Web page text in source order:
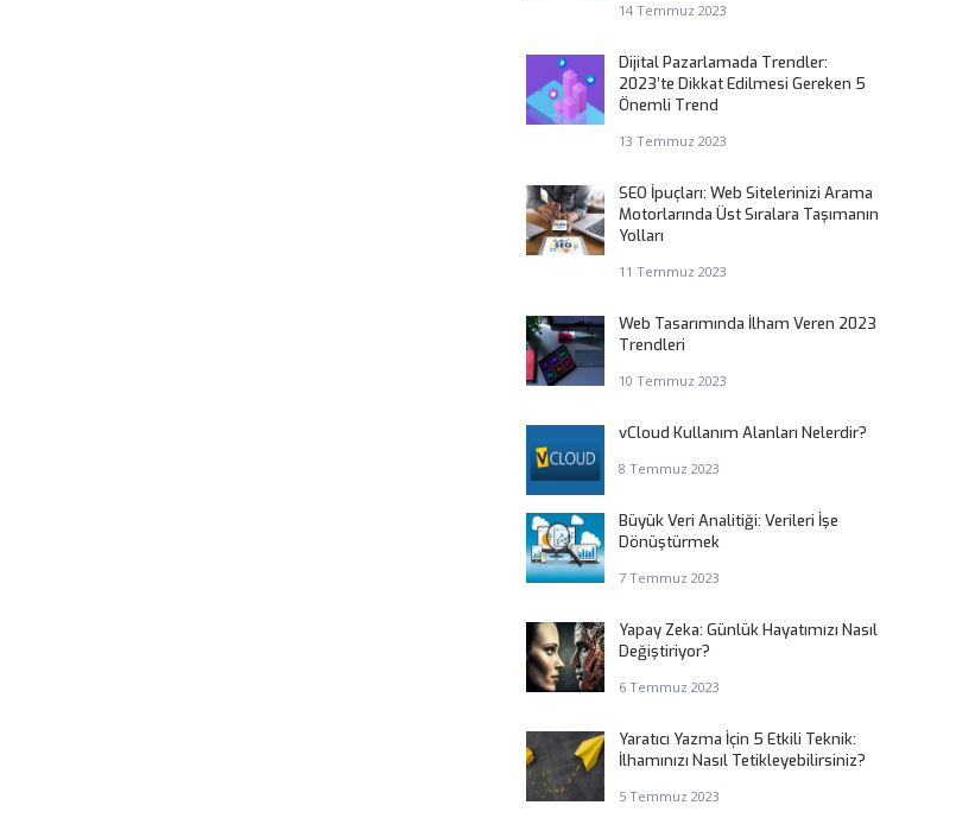
14 Temmuz 2023
Dijital Pazarlamada Trendler:
2023’te Dikkat Edilmesi Gereken 5
Önemli Trend
13 Temmuz 2023
SEO İpuçları: Web Sitelerinizi Arama
Motorlarında Üst Sıralara Taşımanın
Yolları
11 Temmuz 2023
Web Tasarımında İlham Veren 2023
Trendleri
10 Temmuz 2023
vCloud Kullanım Alanları Nelerdir?
8 Temmuz 2023
Büyük Veri Analitiği: Verileri İşe
Dönüştürmek
7 Temmuz 2023
Yapay Zeka: Günlük Hayatımızı Nasıl
Değiştiriyor?
6 Temmuz 2023
Yaratıcı Yazma İçin 5 Etkili Teknik:
İlhamınızı Nasıl Tetikleyebilirsiniz?
5 Temmuz 2023